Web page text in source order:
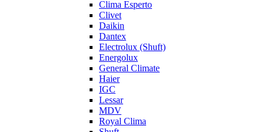
Clima Esperto
Clivet
Daikin
Dantex
Electrolux (Shuft)
Energolux
General Climate
Haier
IGC
Lessar
MDV
Royal Clima